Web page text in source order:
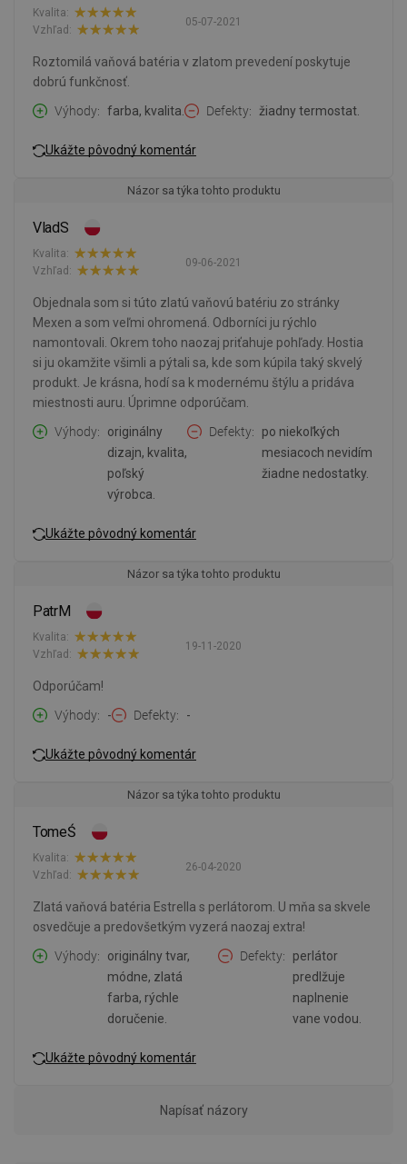
05-07-2021
Kvalita:
Vzhľad:
Roztomilá vaňová batéria v zlatom prevedení poskytuje
dobrú funkčnosť.
Výhody
farba, kvalita. Defekty žiadny termostat.
Ukážte pôvodný komentár
Názor sa týka tohto produktu
VladS
09-06-2021
Kvalita:
Vzhľad:
Objednala som si túto zlatú vaňovú batériu zo stránky
Mexen a som veľmi ohromená. Odborníci ju rýchlo
namontovali. Okrem toho naozaj priťahuje pohľady. Hostia
si ju okamžite všimli a pýtali sa, kde som kúpila taký skvelý
produkt. Je krásna, hodí sa k modernému štýlu a pridáva
miestnosti auru. Úprimne odporúčam.
Výhody
originálny
dizajn, kvalita,
poľský
výrobca.
Defekty
po niekoľkých
mesiacoch nevidím
žiadne nedostatky.
Ukážte pôvodný komentár
Názor sa týka tohto produktu
PatrM
19-11-2020
Kvalita:
Vzhľad:
Odporúčam!
Výhody
- Defekty -
Ukážte pôvodný komentár
Názor sa týka tohto produktu
TomeŚ
26-04-2020
Kvalita:
Vzhľad:
Zlatá vaňová batéria Estrella s perlátorom. U mňa sa skvele
osvedčuje a predovšetkým vyzerá naozaj extra!
Výhody
originálny tvar,
módne, zlatá
farba, rýchle
doručenie.
Defekty
perlátor
predlžuje
naplnenie
vane vodou.
Ukážte pôvodný komentár
Napísať názory